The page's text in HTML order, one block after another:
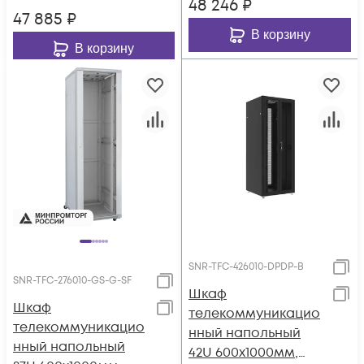
47 885 ₽
В корзину
48 246 ₽
В корзину
SNR-TFC-276010-GS-G-SF
Шкаф
телекоммуникацио
нный напольный
SNR-TFC-426010-DPDP-B
Шкаф
телекоммуникацио
нный напольный
42U 600x1000мм,